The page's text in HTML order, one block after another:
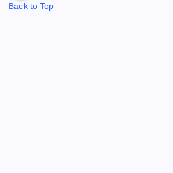
Back to Top